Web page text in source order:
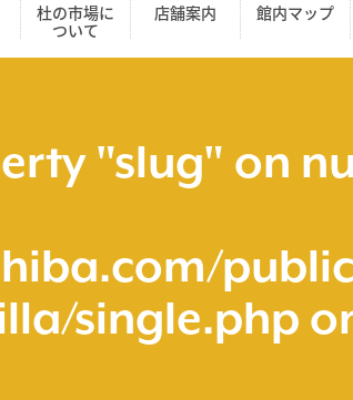
杜の市場に
ついて
店舗案内 館内マップ
"slug" on
single.php